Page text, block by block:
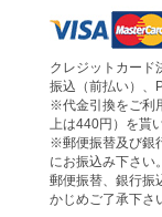
クレジットカード
振込（前払い）、
※代金引換をご利
上は440円）を貰
※郵便振替及び銀
にお振込み下さい。
郵便振替、銀行振
かじめご了承下さ